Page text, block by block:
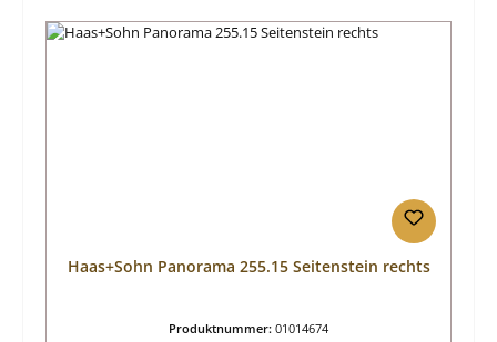
Haas+Sohn Panorama 255.15 Seitenstein rechts
Produktnummer: 01014674